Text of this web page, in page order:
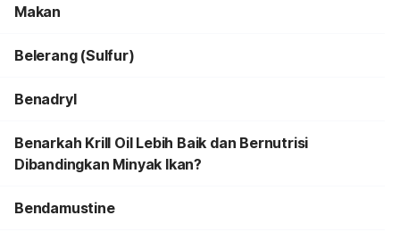
Makan
Belerang (Sulfur)
Benadryl
Benarkah Krill Oil Lebih Baik dan Bernutrisi
Dibandingkan Minyak Ikan?
Bendamustine